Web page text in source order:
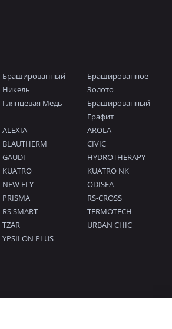
Брашированный
Никель
Брашированное
Золото
Глянцевая Медь
Брашированный
Графит
ALEXIA
AROLA
BLAUTHERM
CIVIC
GAUDI
HYDROTHERAPY
KUATRO
KUATRO NK
NEW FLY
ODISEA
PRISMA
RS-CROSS
RS SMART
TERMOTECH
TZAR
URBAN CHIC
YPSILON PLUS